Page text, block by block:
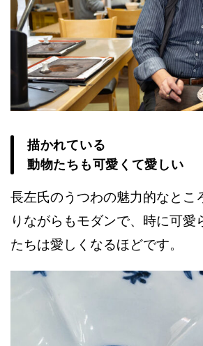
描かれている
動物たちも可愛くて愛しい
長左氏のうつわの魅力的なとこ
りながらもモダンで、時に可愛
たちは愛しくなるほどです。